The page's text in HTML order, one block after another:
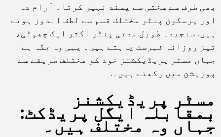
بھی طرف سے سختی سے پسند نہیں کرتا۔ آرام دہ
اور پرسکون پنٹر مختلف قسم سے لطف اندوز ہوتے
ہیں. سنجیدہ طویل مدتی پنٹر اکثر ایک چھوٹی،
تیز روزانہ فہرست چاہتے ہیں۔ یہی وہ جگہ ہے
جہاں مسٹر پریڈیکشنز خود کو مختلف طریقے سے
پوزیشن میں رکھتے ہیں۔.
مسٹر پریڈیکشنز
بمقابلہ ایگل پریڈکٹ:
جہاں وہ مختلف ہیں۔